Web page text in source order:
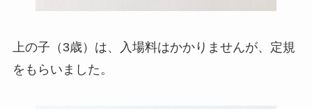
上の子（3歳）は、入場料はかかりませんが、定規
をもらいました。